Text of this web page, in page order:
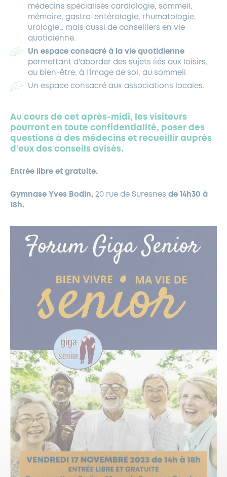
médecins spécialisés cardiologie, sommeil,
mémoire, gastro-entérologie, rhumatologie,
urologie… mais aussi de conseillers en vie
quotidienne.
Un espace consacré à la vie quotidienne
permettant d’aborder des sujets liés aux loisirs,
au bien-être, à l’image de soi, au sommeil
Un espace consacré aux associations locales.
Au cours de cet après-midi, les visiteurs
pourront en toute confidentialité, poser des
questions à des médecins et recueillir auprès
d’eux des conseils avisés.
Entrée libre et gratuite.
Gymnase Yves Bodin, 20 rue de Suresnes de 14h30 à
18h.